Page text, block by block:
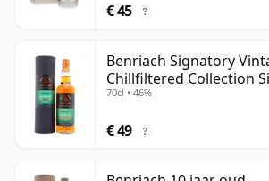
€ 45 ?
Benriach Signatory
Chillfiltered Collection
oud
70cl • 46%
€ 49 ?